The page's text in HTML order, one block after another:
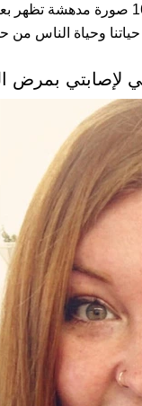
16 صورة مدهشة تظهر
وحياة الناس من